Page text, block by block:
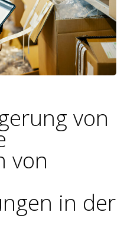
von
von
in der